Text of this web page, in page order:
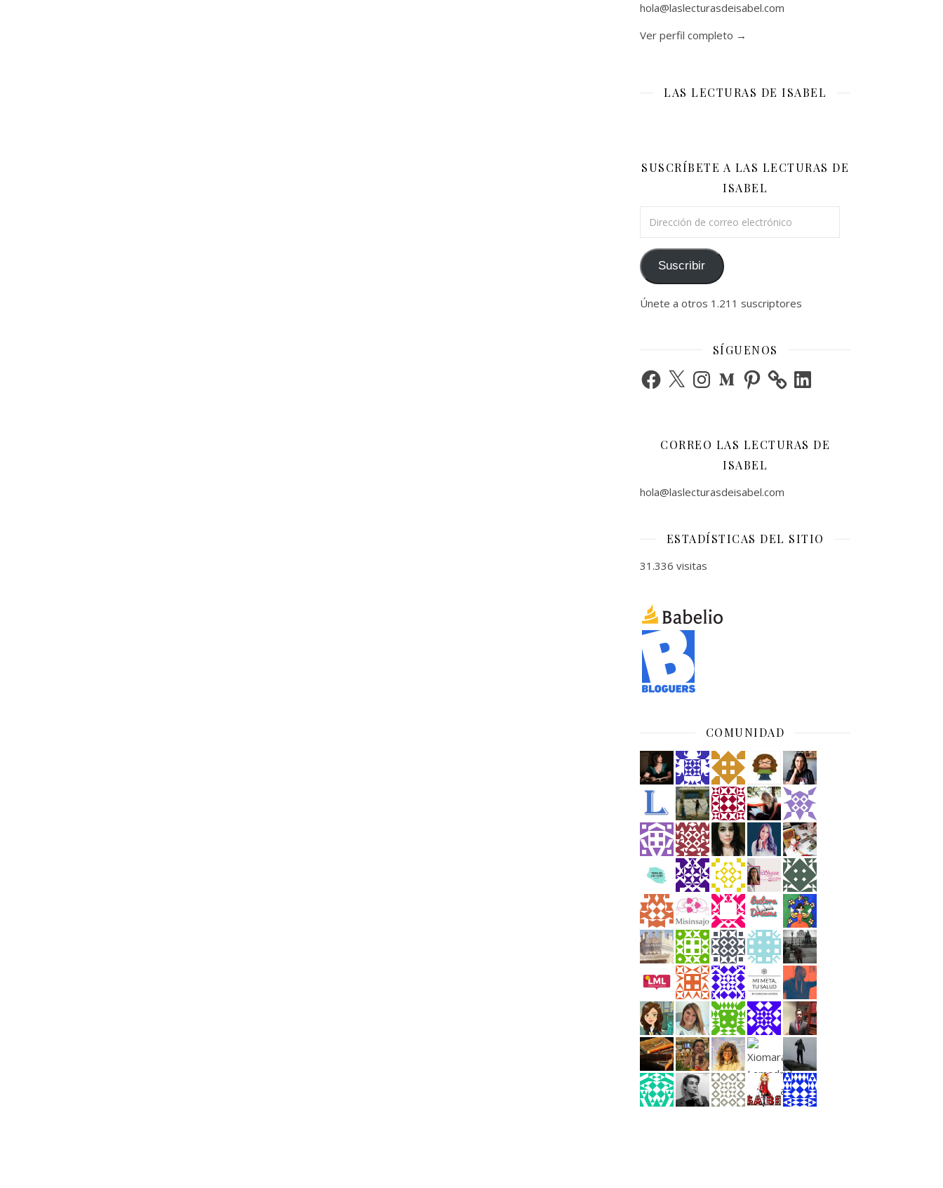
hola@laslecturasdeisabel.com
Ver perfil completo →
LAS LECTURAS DE ISABEL
SUSCRÍBETE A LAS LECTURAS DE
ISABEL
Suscribir
Únete a otros 1.211 suscriptores
SÍGUENOS
Facebook
X InstagramMediumPinterest LinkedIn
CORREO LAS LECTURAS DE
ISABEL
hola@laslecturasdeisabel.com
ESTADÍSTICAS DEL SITIO
31.336 visitas
COMUNIDAD